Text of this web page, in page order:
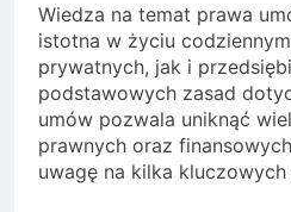
Wiedza na temat prawa
istotna w życiu
prywatnych, jak i
podstawowych zasad
umów pozwala uniknąć
prawnych oraz
uwagę na kilka